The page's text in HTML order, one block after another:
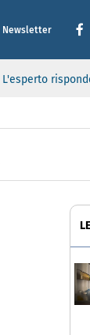
Newsletter
L'esperto